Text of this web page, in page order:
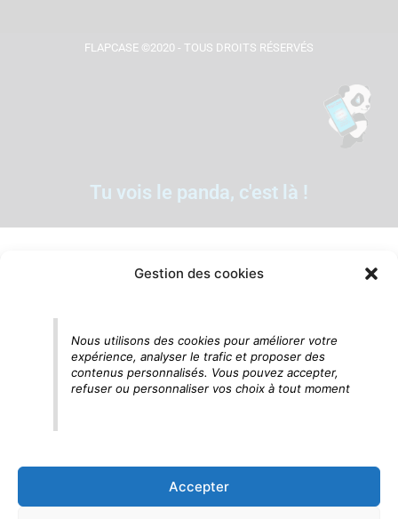
Gestion des cookies
Nous utilisons des cookies pour améliorer votre
expérience, analyser le trafic et proposer des
contenus personnalisés. Vous pouvez accepter,
refuser ou personnaliser vos choix à tout moment
Accepter
FLAPCASE ©2020 - TOUS DROITS RÉSERVÉS
Tu vois le panda, c'est là !